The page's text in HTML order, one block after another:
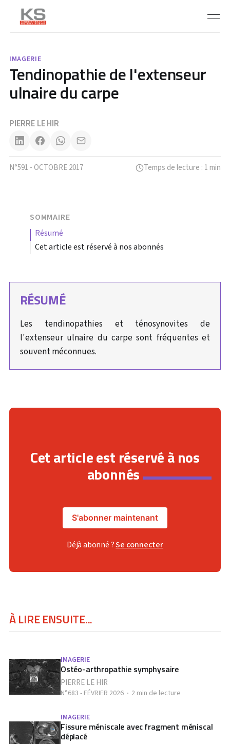
IMAGERIE
Tendinopathie de l'extenseur
ulnaire du carpe
PIERRE LE HIR
N°591 - OCTOBRE 2017 Temps de lecture : 1 min
SOMMAIRE
résumé
Cet article est réservé à nos abonnés
RÉSUMÉ
Les tendinopathies et ténosynovites de
l'extenseur ulnaire du carpe sont fréquentes et
souvent méconnues.
Cet article est réservé à nos
abonnés
S'abonner maintenant
Déjà abonné ?Se connecter
À LIRE ENSUITE...
IMAGERIE
Ostéo-arthropathie symphysaire
PIERRE LE HIR
N°683 - FÉVRIER 2026 2 min de lecture
IMAGERIE
Fissure méniscale avec fragment méniscal
déplacé